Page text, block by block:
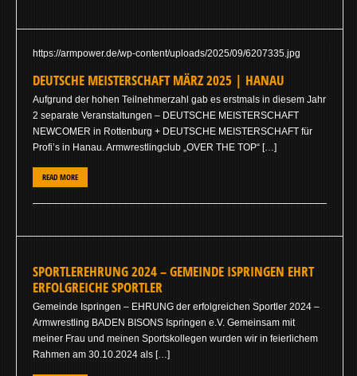
https://armpower.de/wp-content/uploads/2025/09/6207335.jpg
DEUTSCHE MEISTERSCHAFT MÄRZ 2025 | HANAU
Aufgrund der hohen Teilnehmerzahl gab es erstmals in diesem Jahr
2 separate Veranstaltungen – DEUTSCHE MEISTERSCHAFT
NEWCOMER in Rottenburg + DEUTSCHE MEISTERSCHAFT für
Profi’s in Hanau. Armwrestlingclub „OVER THE TOP“ […]
READ MORE
SPORTLEREHRUNG 2024 – GEMEINDE ISPRINGEN EHRT
ERFOLGREICHE SPORTLER
Gemeinde Ispringen – EHRUNG der erfolgreichen Sportler 2024 –
Armwrestling BADEN BISONS Ispringen e.V. Gemeinsam mit
meiner Frau und meinen Sportskollegen wurden wir in feierlichem
Rahmen am 30.10.2024 als […]